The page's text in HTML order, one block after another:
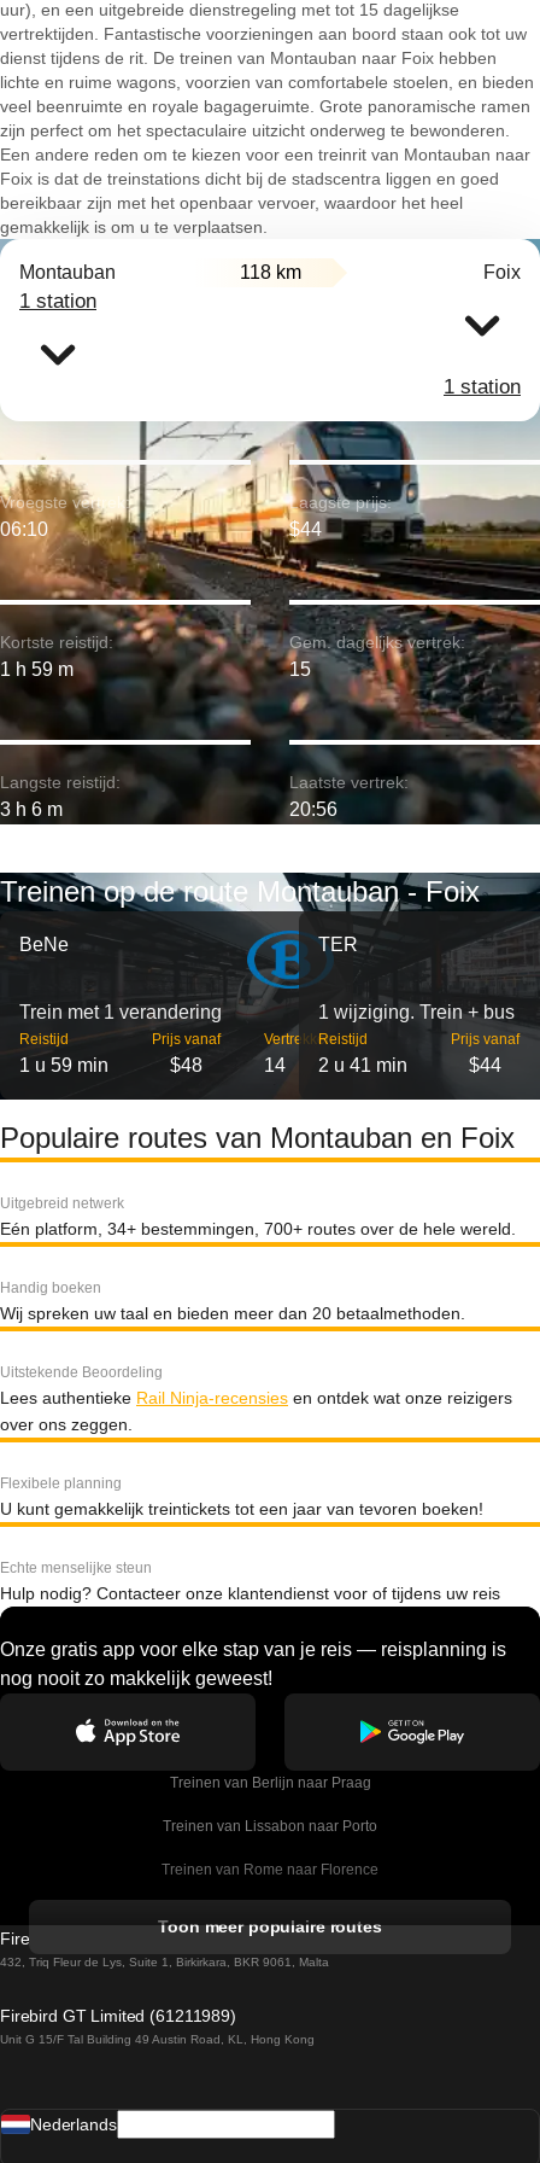
uur), en een uitgebreide dienstregeling met tot 15 dagelijkse
vertrektijden. Fantastische voorzieningen aan boord staan ook tot uw
dienst tijdens de rit. De treinen van Montauban naar Foix hebben
lichte en ruime wagons, voorzien van comfortabele stoelen, en bieden
veel beenruimte en royale bagageruimte. Grote panoramische ramen
zijn perfect om het spectaculaire uitzicht onderweg te bewonderen.
Een andere reden om te kiezen voor een treinrit van Montauban naar
Foix is dat de treinstations dicht bij de stadscentra liggen en goed
bereikbaar zijn met het openbaar vervoer, waardoor het heel
gemakkelijk is om u te verplaatsen.
Montauban 118 km Foix
1 station
1 station
Kortste reistijd:
1 h 59 m
Vroegste vertrek:
06:10
Langste reistijd:
3 h 6 m
Laagste prijs:
$44
Gem. dagelijks vertrek:
15
Laatste vertrek:
20:56
Treinen op de route Montauban - Foix
BeNe
Trein met 1 verandering
Reistijd
1 u 59 min
Prijs vanaf
$48
Vertrekken
14
TER
1 wijziging. Trein + bus
Reistijd
2 u 41 min
Prijs vanaf
$44
Populaire routes van Montauban en Foix
Uitgebreid netwerk
Eén platform, 34+ bestemmingen, 700+ routes over de hele wereld.
Handig boeken
Wij spreken uw taal en bieden meer dan 20 betaalmethoden.
Uitstekende Beoordeling
Lees authentieke Rail Ninja-recensies en ontdek wat onze reizigers
over ons zeggen.
Flexibele planning
U kunt gemakkelijk treintickets tot een jaar van tevoren boeken!
Echte menselijke steun
Hulp nodig? Contacteer onze klantendienst voor of tijdens uw reis
Onze gratis app voor elke stap van je reis — reisplanning is
nog nooit zo makkelijk geweest!
Treinen van Berlijn naar Praag
Treinen van Lissabon naar Porto
Treinen van Rome naar Florence
Treinen van Sevilla naar Barcelona
Treinen van Praag naar Wenen
Toon meer populaire routes
Firebird GT Limited (OC 1451)
432, Triq Fleur de Lys, Suite 1, Birkirkara, BKR 9061, Malta
Firebird GT Limited (61211989)
Unit G 15/F Tal Building 49 Austin Road, KL, Hong Kong
Nederlands